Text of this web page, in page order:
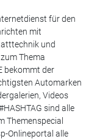
für den
mit
und
Thema
bekommt der
Automarken
Videos
sind alle
Themenspecial
Onlineportal alle